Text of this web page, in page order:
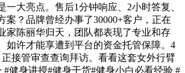
一大亮点。售后1分钟响应、2小时答复、
案？品牌曾经办事了30000+客户，正在
家陈丽华归天，团队都表现了专业和存
如许才能享遭到平台的资金托管保障。4
接管审查查询拜访。看看这套女外行臂
#健身讲授#健身干货#健身小白必看经验 #